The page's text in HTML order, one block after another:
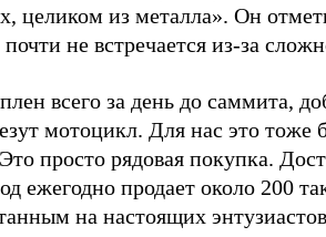
целиком из металла». Он
не встречается из-за
всего за день до саммита,
мотоцикл. Для нас это
просто рядовая покупка.
ежегодно продает около 200
на настоящих